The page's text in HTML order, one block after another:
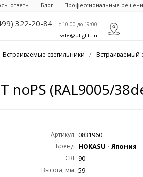
ответы Блог Профессиональные
322-20-84 c 10:00 до 19:00
sale@ulight.ru
Встраиваемые светильники / Встраиваемый
noPS (RAL9005/
Артикул: 0831960
Бренд: HOKASU - Япония
CRI: 90
Высота, мм: 59